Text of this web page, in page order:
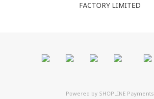
FACTORY LIMITED
Powered by SHOPLINE Payments